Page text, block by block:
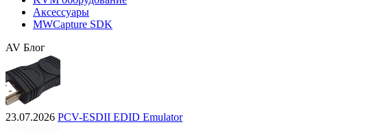
Аксессуары
MWCapture SDK
AV Блог
23.07.2026 PCV-ESDII EDID Emulator